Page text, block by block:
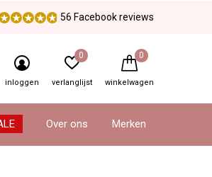
Over ons Merken
inloggen verlanglijst
0
winkelwagen
0
56 Facebook reviews